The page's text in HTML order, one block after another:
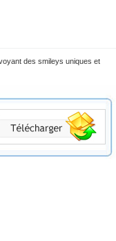
des smileys uniques et